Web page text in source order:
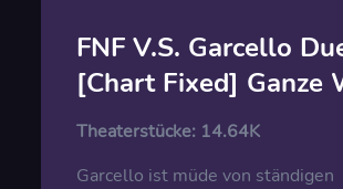
FNF V.S. Garcello
[Chart Fixed] Ganze
Theaterstücke: 14.64K
Garcello ist müde von ständigen